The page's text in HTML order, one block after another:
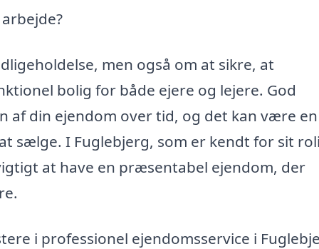
men også om at sikre, at
bolig for både ejere og lejere. God
af din ejendom over tid, og det kan være
sælge. I Fuglebjerg, som er kendt for sit
at have en præsentabel ejendom, der
i professionel ejendomsservice i